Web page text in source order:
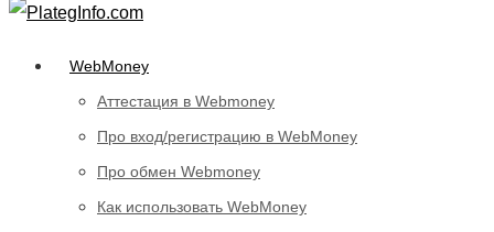
WebMoney
Аттестация в Webmoney
Про вход/регистрацию в WebMoney
Про обмен Webmoney
Как использовать WebMoney